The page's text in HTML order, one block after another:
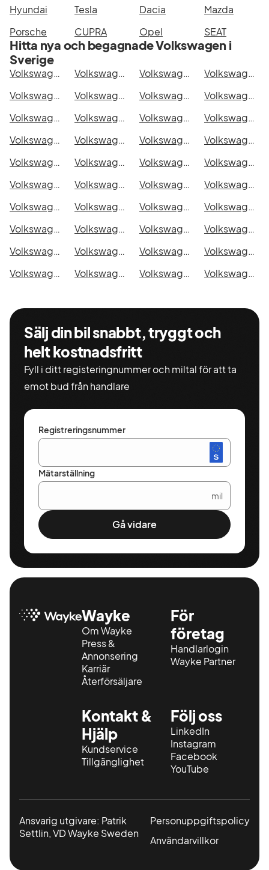
Hyundai
Tesla Dacia
Mazda
Porsche
CUPRA Opel SEAT
Hitta nya och begagnade Volkswagen i
Sverige
Volkswagen Crafter Chassi Double Cab i Stockholm Volkswagen Crafter Chassi Double Cab i Göteborg Volkswagen Crafter Chassi Double Cab i Helsingborg
Volkswagen Crafter Chassi Double Cab i Jönköping
Volkswagen Crafter Chassi Double Cab i Malmö
Volkswagen Crafter Chassi Double Cab i Örebro Volkswagen Crafter Chassi Double Cab i Norrköping
Volkswagen Crafter Chassi Double Cab i Linköping
Volkswagen Crafter Chassi Double Cab i Uppsala
Volkswagen Crafter Chassi Double Cab i Västerås Volkswagen Crafter Chassi Double Cab i Halmstad
Volkswagen Crafter Chassi Double Cab i Växjö
Volkswagen Crafter Chassi Double Cab i Eskilstuna
Volkswagen Crafter Chassi Double Cab i Kalmar Volkswagen Crafter Chassi Double Cab i Karlskrona
Volkswagen Crafter Chassi Double Cab i Karlstad
Volkswagen Crafter Chassi Double Cab i Kristianstad
Volkswagen Crafter Chassi Double Cab i Sundsvall Volkswagen Crafter Chassi Double Cab i Umeå
Volkswagen Crafter Chassi Double Cab i Varberg
Volkswagen Crafter Chassi Double Cab i Borås
Volkswagen Crafter Chassi Double Cab i Falkenberg Volkswagen Crafter Chassi Double Cab i Gävle
Volkswagen Crafter Chassi Double Cab i Luleå
Volkswagen Crafter Chassi Double Cab i Lund
Volkswagen Crafter Chassi Double Cab i Mönsterås Volkswagen Crafter Chassi Double Cab i Uddevalla
Volkswagen Crafter Chassi Double Cab i Västervik
Volkswagen Crafter Chassi Double Cab i Ystad
Volkswagen Crafter Chassi Double Cab i Östersund Volkswagen Crafter Chassi Double Cab i Borlänge
Volkswagen Crafter Chassi Double Cab i Kiruna
Volkswagen Crafter Chassi Double Cab i Nyköping
Volkswagen Crafter Chassi Double Cab i Oskarshamn Volkswagen Crafter Chassi Double Cab i Sigtuna
Volkswagen Crafter Chassi Double Cab i Skellefteå
Volkswagen Crafter Chassi Double Cab i Skövde
Volkswagen Crafter Chassi Double Cab i Trollhättan Volkswagen Crafter Chassi Double Cab i Alingsås Volkswagen Crafter Chassi Double Cab i Båstad
Sälj din bil snabbt, tryggt och
helt kostnadsfritt
Fyll i ditt registeringnummer och miltal för att ta
emot bud från handlare
Registreringsnummer
Mätarställning
mil
Gå vidare
Wayke
Om Wayke
Press &
Annonsering
Karriär
Återförsäljare
För
företag
Handlarlogin
Wayke Partner
Kontakt &
Hjälp
Kundservice
Tillgänglighet
Följ oss
LinkedIn
Instagram
Facebook
YouTube
Ansvarig utgivare: Patrik
Settlin, VD Wayke Sweden
Personuppgiftspolicy
Användarvillkor